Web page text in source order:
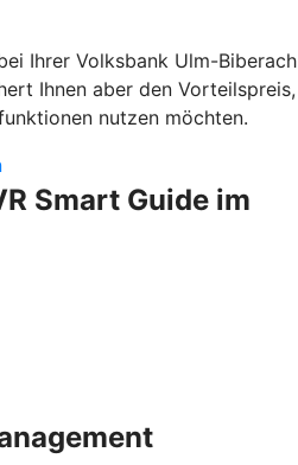
Ihrer Volksbank Ulm-Biberach
Ihnen aber den Vorteilspreis,
nutzen möchten.
Smart Guide im